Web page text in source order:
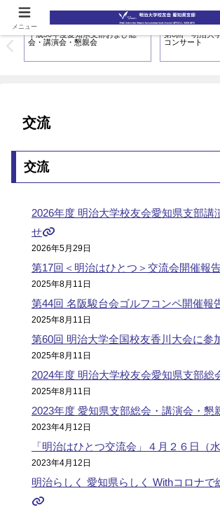
平成30年度愛知県支部および総
会・講演会・懇親会
第8回 明治大
コンサート
交流
交流
2026年度 明治大学校友会愛知県支部講
せ
2026年5月29日
第17回＜明治はひとつ＞交流会開催報
2025年8月11日
第44回 名阪駿台会ゴルフコンペ開催報
2025年8月11日
第60回 明治大学全国校友香川大会に参
2025年8月11日
2024年度 明治大学校友会愛知県支部総
2025年8月11日
2023年度 愛知県支部総会・講演会・懇
2023年4月12日
「明治はひとつ交流会」４月２６日（水
2023年4月12日
明治らしく 愛知県らしく Withコロナで
メニュー